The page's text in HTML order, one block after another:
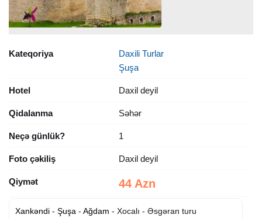
Kateqoriya
Daxili Turlar
Şuşa
Hotel Daxil deyil
Qidalanma Səhər
Neçə günlük? 1
Foto çəkiliş Daxil deyil
Qiymət 44 Azn
Xankəndi - Şuşa - Ağdam - Xocalı - Əsgəran turu